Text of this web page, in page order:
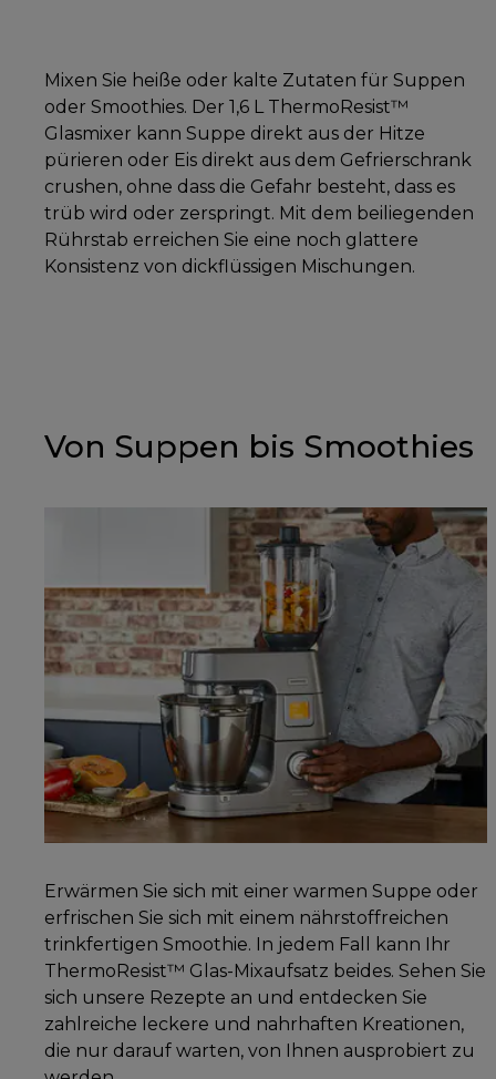
Mixen Sie heiße oder kalte Zutaten für Suppen
oder Smoothies. Der 1,6 L ThermoResist™
Glasmixer kann Suppe direkt aus der Hitze
pürieren oder Eis direkt aus dem Gefrierschrank
crushen, ohne dass die Gefahr besteht, dass es
trüb wird oder zerspringt. Mit dem beiliegenden
Rührstab erreichen Sie eine noch glattere
Konsistenz von dickflüssigen Mischungen.
Von Suppen bis Smoothies
Erwärmen Sie sich mit einer warmen Suppe oder
erfrischen Sie sich mit einem nährstoffreichen
trinkfertigen Smoothie. In jedem Fall kann Ihr
ThermoResist™ Glas-Mixaufsatz beides. Sehen Sie
sich unsere Rezepte an und entdecken Sie
zahlreiche leckere und nahrhaften Kreationen,
die nur darauf warten, von Ihnen ausprobiert zu